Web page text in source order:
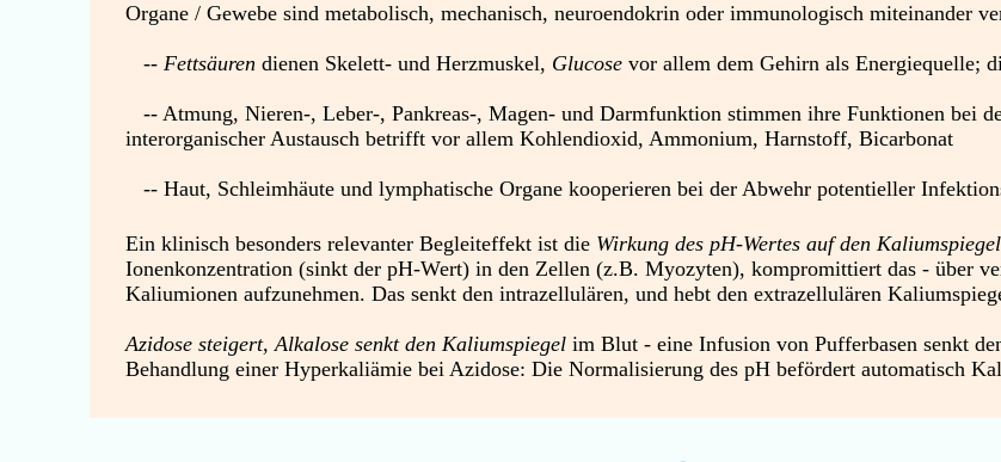
Organe / Gewebe sind metabolisch, mechanisch, neuroendokrin oder immunologisch miteinander
-- Fettsäuren dienen Skelett- und Herzmuskel, Glucosevor allem dem Gehirn als Energiequelle;
-- Atmung, Nieren-, Leber-, Pankreas-, Magen- und Darmfunktion stimmen ihre Funktionen bei
interorganischer Austausch betrifft vor allem Kohlendioxid, Ammonium, Harnstoff, Bicarbonat
-- Haut, Schleimhäute und lymphatische Organe kooperieren bei der Abwehr potentieller
Ein klinisch besonders relevanter Begleiteffekt ist die Wirkung des pH-Wertes auf den Kaliumspiegel
Ionenkonzentration (sinkt der pH-Wert) in den Zellen (z.B. Myozyten), kompromittiert das - über
Kaliumionen aufzunehmen. Das senkt den intrazellulären, und hebt den extrazellulären
Azidose steigert, Alkalose senkt den Kaliumspiegel im Blut - eine Infusion von Pufferbasen senkt
Behandlung einer Hyperkaliämie bei Azidose: Die Normalisierung des pH befördert automatisch